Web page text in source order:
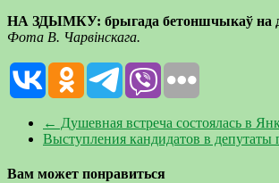
НА ЗДЫМКУ: брыгада бетоншчыкаў на
Фота В. Чарвінскага.
← Душевная встреча состоялась в
Выступления кандидатов в
Вам может понравиться